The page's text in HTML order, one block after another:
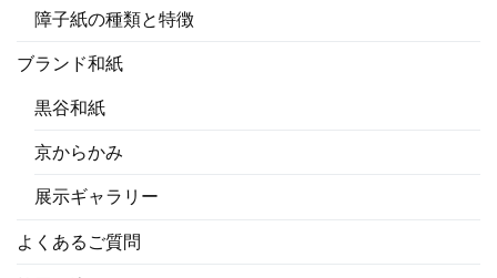
障子紙の種類と特徴
ブランド和紙
黒谷和紙
京からかみ
展示ギャラリー
よくあるご質問